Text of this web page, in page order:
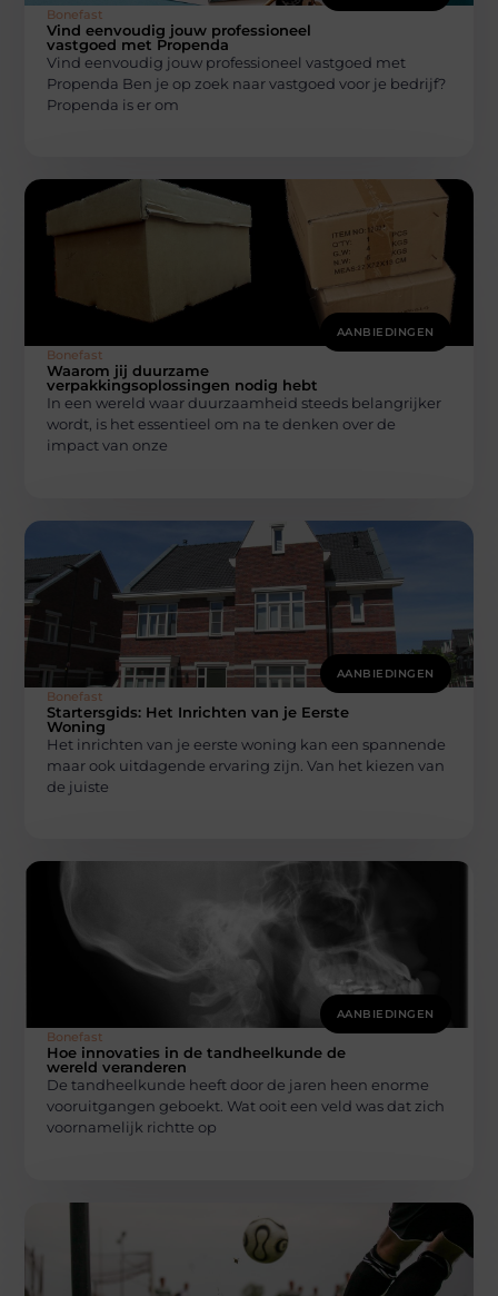
Bonefast
Vind eenvoudig jouw professioneel
vastgoed met Propenda
Vind eenvoudig jouw professioneel vastgoed met
Propenda Ben je op zoek naar vastgoed voor je bedrijf?
Propenda is er om
AANBIEDINGEN
Bonefast
Waarom jij duurzame
verpakkingsoplossingen nodig hebt
In een wereld waar duurzaamheid steeds belangrijker
wordt, is het essentieel om na te denken over de
impact van onze
AANBIEDINGEN
Bonefast
Startersgids: Het Inrichten van je Eerste
Woning
Het inrichten van je eerste woning kan een spannende
maar ook uitdagende ervaring zijn. Van het kiezen van
de juiste
AANBIEDINGEN
Bonefast
Hoe innovaties in de tandheelkunde de
wereld veranderen
De tandheelkunde heeft door de jaren heen enorme
vooruitgangen geboekt. Wat ooit een veld was dat zich
voornamelijk richtte op